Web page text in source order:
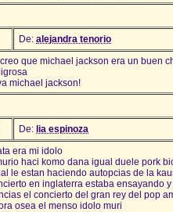
De: alejandra tenorio
que michael jackson era un buen
michael jackson!
De: lia espinoza
era mi idolo
haci komo dana igual duele pork
le estan haciendo autopcias de la
en inglaterra estaba ensayando
el concierto del gran rey del pop
osea el menso idolo muri